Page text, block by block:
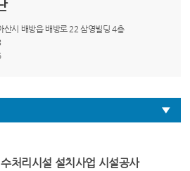
산시 배방읍 배방로 22 삼영빌딩 4층
처리시설 설치사업 시설공사